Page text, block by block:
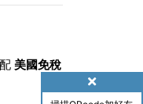
美國免稅